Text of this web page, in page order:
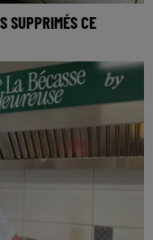
SUPPRIMÉS CE